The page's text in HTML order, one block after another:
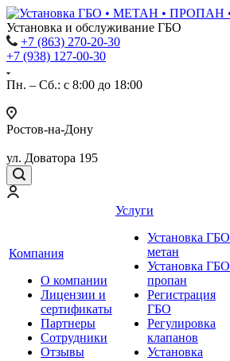
Установка и обслуживание ГБО
+7 (863) 270-20-30
+7 (938) 127-00-30
Пн. – Сб.: с 8:00 до 18:00
Ростов-на-Дону
ул. Доватора 195
Компания
О компании
Лицензии и
сертификаты
Партнеры
Сотрудники
Отзывы
Услуги
Установка ГБО
метан
Установка ГБО
пропан
Регистрация
ГБО
Регулировка
клапанов
Установка